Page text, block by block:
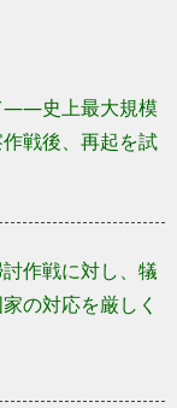
――史上最大規模
戦後、再起を試
作戦に対し、犠
の対応を厳しく